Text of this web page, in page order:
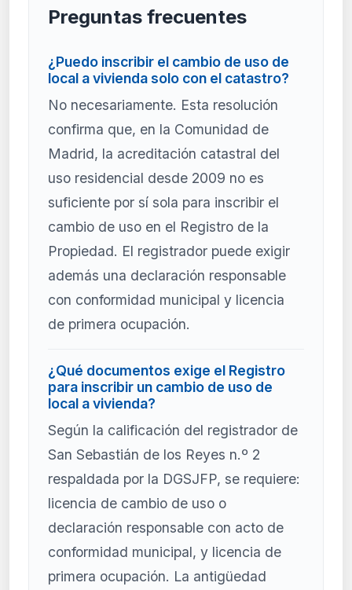
Preguntas frecuentes
¿Puedo inscribir el cambio de uso de
local a vivienda solo con el catastro?
No necesariamente. Esta resolución
confirma que, en la Comunidad de
Madrid, la acreditación catastral del
uso residencial desde 2009 no es
suficiente por sí sola para inscribir el
cambio de uso en el Registro de la
Propiedad. El registrador puede exigir
además una declaración responsable
con conformidad municipal y licencia
de primera ocupación.
¿Qué documentos exige el Registro
para inscribir un cambio de uso de
local a vivienda?
Según la calificación del registrador de
San Sebastián de los Reyes n.º 2
respaldada por la DGSJFP, se requiere:
licencia de cambio de uso o
declaración responsable con acto de
conformidad municipal, y licencia de
primera ocupación. La antigüedad